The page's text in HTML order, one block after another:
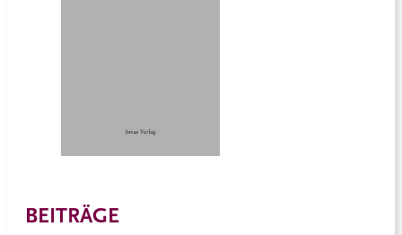
BEITRÄGE